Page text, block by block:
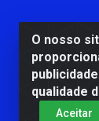
O nosso
qualidade
Aceitar